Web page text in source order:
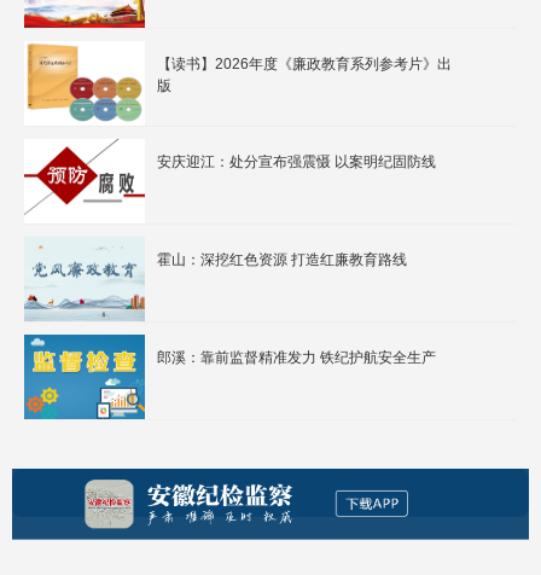
【读书】2026年度《廉政教育系列参考片》出
版
安庆迎江：处分宣布强震慑 以案明纪固防线
霍山：深挖红色资源 打造红廉教育路线
郎溪：靠前监督精准发力 铁纪护航安全生产